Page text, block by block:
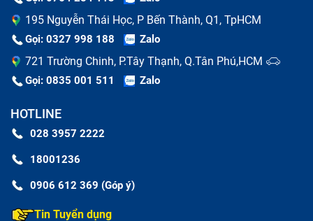
Pin cũ làm tăng nhanh nhiệt độ của điện thoại, khiến
máy trở nên nóng hơn bình thường.
Điện thoại thường xuyên tắt đột ngột mà không có
lý do rõ ràng, có thể là do pin không còn đủ năng
Pin yếu có thể ảnh hưởng đến khả năng hoạt động
195 Nguyễn Thái Học, P Bến Thành, Q1, TpHCM
Gọi: 0327 998 188 Zalo
721 Trường Chinh, P.Tây Thạnh, Q.Tân Phú,HCM
Gọi: 0835 001 511 Zalo
HOTLINE
028 3957 2222
18001236
0906 612 369 (Góp ý)
Tin Tuyển dụng